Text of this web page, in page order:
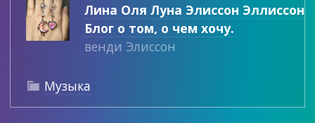
Лина Оля Луна Элиссон Эллиссон
Блог о том, о чем хочу.
венди Элиссон
 Музыка